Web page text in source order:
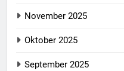
November 2025
Oktober 2025
September 2025